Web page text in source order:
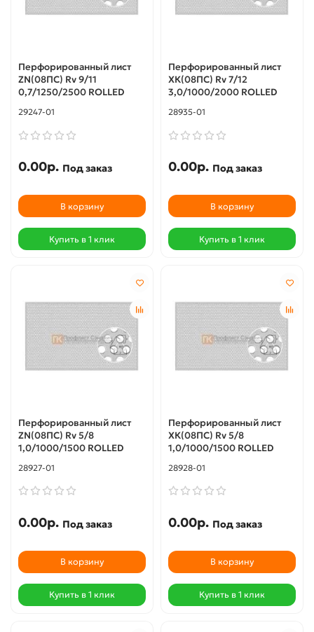
Перфорированный лист
ZN(08ПС) Rv 9/11
0,7/1250/2500 ROLLED
29247-01
0.00р. Под заказ
В корзину
Купить в 1 клик
Перфорированный лист
ХК(08ПС) Rv 7/12
3,0/1000/2000 ROLLED
28935-01
0.00р. Под заказ
В корзину
Купить в 1 клик
Перфорированный лист
ZN(08ПС) Rv 5/8
1,0/1000/1500 ROLLED
28927-01
0.00р. Под заказ
В корзину
Купить в 1 клик
Перфорированный лист
ХК(08ПС) Rv 5/8
1,0/1000/1500 ROLLED
28928-01
0.00р. Под заказ
В корзину
Купить в 1 клик